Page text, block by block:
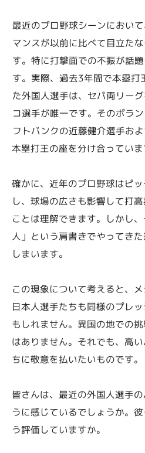
最近のプロ野球シーンにおい
マンスが以前に比べて目立た
す。特に打撃面での不振が話
す。実際、過去3年間で本塁打
た外国人選手は、セパ両リー
コ選手が唯一です。そのポラ
フトバンクの近藤健介選手お
本塁打王の座を分け合っていま
確かに、近年のプロ野球はピ
し、球場の広さも影響して打
ことは理解できます。しかし
人」という肩書きでやってき
しまいます。
この現象について考えると、
日本人選手たちも同様のプレ
もしれません。異国の地での
はありません。それでも、高
ちに敬意を払いたいものです。
皆さんは、最近の外国人選手
うに感じているでしょうか。
う評価していますか。